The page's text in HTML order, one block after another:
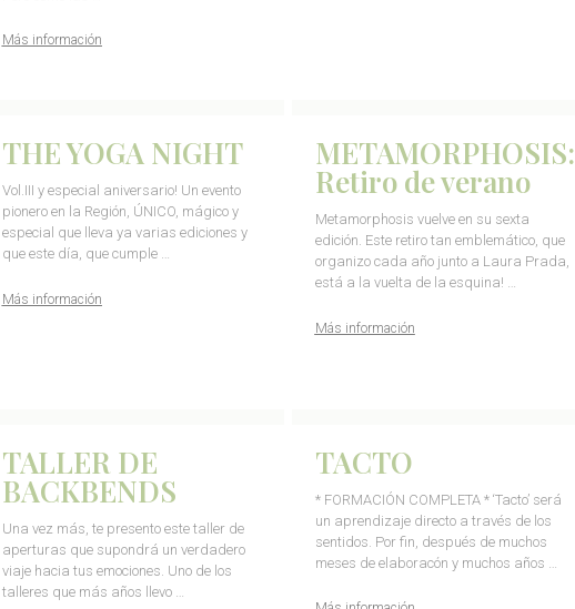
Más información
THE YOGA NIGHT
Vol.III y especial aniversario! Un evento
pionero en la Región, ÚNICO, mágico y
especial que lleva ya varias ediciones y
que este día, que cumple …
Más información
METAMORPHOSIS:
Retiro de verano
Metamorphosis vuelve en su sexta
edición. Este retiro tan emblemático, que
organizo cada año junto a Laura Prada,
está a la vuelta de la esquina! …
Más información
TALLER DE
BACKBENDS
Una vez más, te presento este taller de
aperturas que supondrá un verdadero
viaje hacia tus emociones. Uno de los
talleres que más años llevo …
TACTO
* FORMACIÓN COMPLETA * ‘Tacto’ será
un aprendizaje directo a través de los
sentidos. Por fin, después de muchos
meses de elaboracón y muchos años …